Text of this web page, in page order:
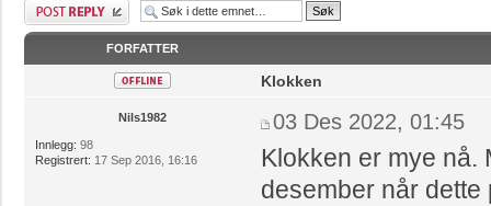
Skriv et svar
FORFATTER
Nils1982
Innlegg: 98
Registrert: 17 Sep 2016, 16:16
Klokken
03 Des 2022, 01:45
Klokken er mye nå.
desember når